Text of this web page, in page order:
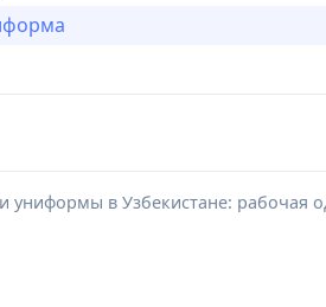
униформы в Узбекистане: рабочая